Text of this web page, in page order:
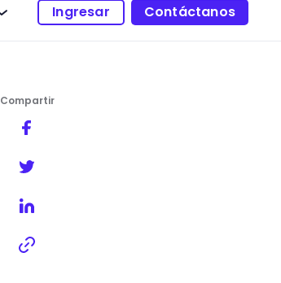
Ingresar Contáctanos
Compartir